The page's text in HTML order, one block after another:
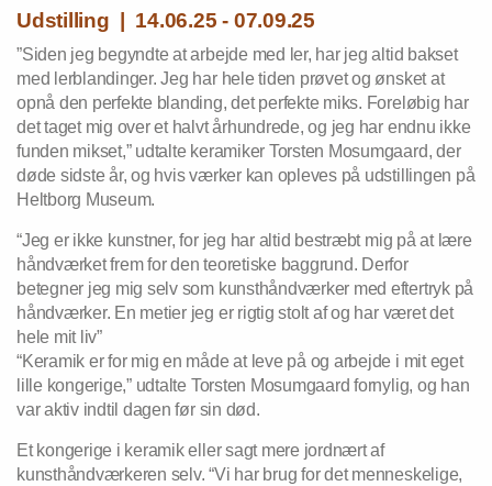
Udstilling | 14.06.25 - 07.09.25
”Siden jeg begyndte at arbejde med ler, har jeg altid bakset
med lerblandinger. Jeg har hele tiden prøvet og ønsket at
opnå den perfekte blanding, det perfekte miks. Foreløbig har
det taget mig over et halvt århundrede, og jeg har endnu ikke
funden mikset,” udtalte keramiker Torsten Mosumgaard, der
døde sidste år, og hvis værker kan opleves på udstillingen på
Heltborg Museum.
“Jeg er ikke kunstner, for jeg har altid bestræbt mig på at lære
håndværket frem for den teoretiske baggrund. Derfor
betegner jeg mig selv som kunsthåndværker med eftertryk på
håndværker. En metier jeg er rigtig stolt af og har været det
hele mit liv”
“Keramik er for mig en måde at leve på og arbejde i mit eget
lille kongerige,” udtalte Torsten Mosumgaard fornylig, og han
var aktiv indtil dagen før sin død.
Et kongerige i keramik eller sagt mere jordnært af
kunsthåndværkeren selv. “Vi har brug for det menneskelige,